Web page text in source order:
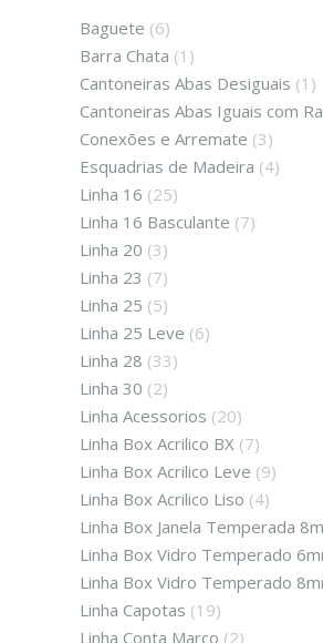
Baguete (6)
Barra Chata (1)
Cantoneiras Abas Desiguais (1)
Cantoneiras Abas Iguais com
Conexões e Arremate (3)
Esquadrias de Madeira (4)
Linha 16 (25)
Linha 16 Basculante (7)
Linha 20 (3)
Linha 23 (7)
Linha 25 (5)
Linha 25 Leve (6)
Linha 28 (33)
Linha 30 (2)
Linha Acessorios (20)
Linha Box Acrilico BX (7)
Linha Box Acrilico Leve (9)
Linha Box Acrilico Liso (4)
Linha Box Janela Temperada
Linha Box Vidro Temperado
Linha Box Vidro Temperado
Linha Capotas (19)
Linha Conta Marco (2)